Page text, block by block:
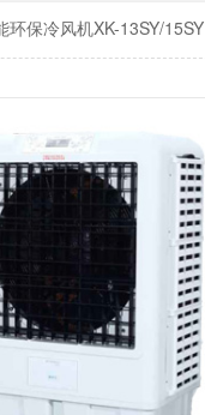
环保冷风机XK-13SY/15SY